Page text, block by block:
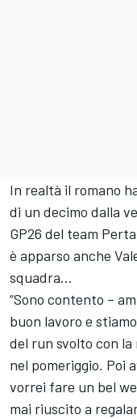
In realtà il romano
di un decimo dalla
GP26 del team
è apparso anche
squadra...
“Sono contento –
buon lavoro e
del run svolto con
nel pomeriggio. Poi
vorrei fare un bel
mai riuscito a